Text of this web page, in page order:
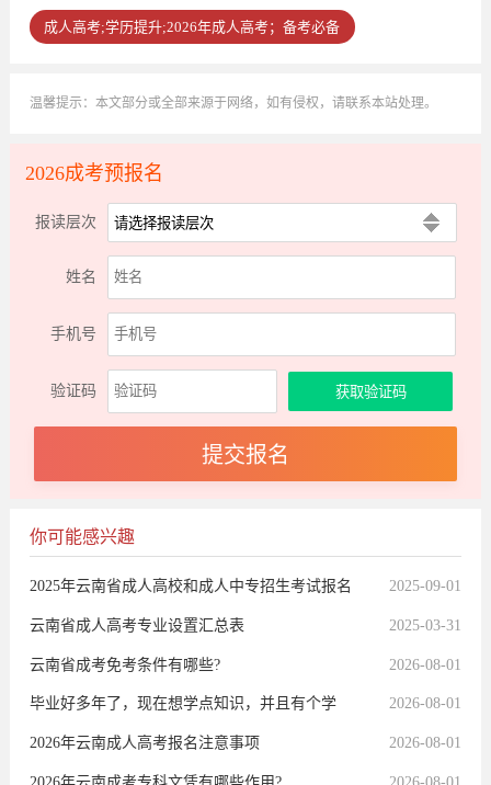
成人高考;学历提升;2026年成人高考；备考必备
温馨提示：本文部分或全部来源于网络，如有侵权，请联系本站处理。
2026成考预报名
报读层次
姓名
手机号
验证码
你可能感兴趣
2025年云南省成人高校和成人中专招生考试报名
通告
2025-09-01
云南省成人高考专业设置汇总表 2025-03-31
云南省成考免考条件有哪些? 2026-08-01
毕业好多年了，现在想学点知识，并且有个学
历，现在还可以报名参加成人高考吗？
2026-08-01
2026年云南成人高考报名注意事项 2026-08-01